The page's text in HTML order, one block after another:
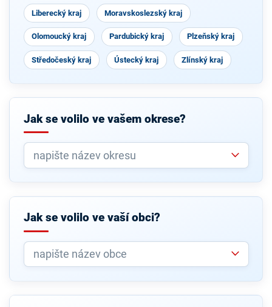
Liberecký kraj Moravskoslezský kraj
Olomoucký kraj Pardubický kraj Plzeňský kraj
Středočeský kraj Ústecký kraj Zlínský kraj
Jak se volilo ve vašem okrese?
Jak se volilo ve vaší obci?